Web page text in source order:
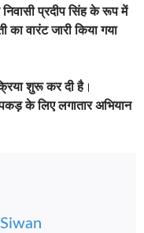
निवासी प्रदीप सिंह के रूप में
का वारंट जारी किया गया
शुरू कर दी है।
के लिए लगातार अभियान